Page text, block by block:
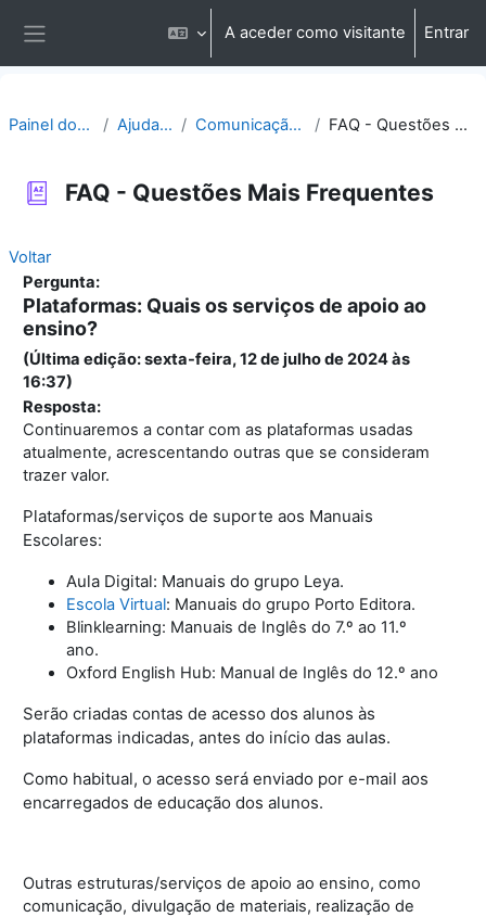
A aceder como visitante Entrar
Painel do utilizador Ajuda | Apoio Comunicação | Questões FAQ - Questões Mais Frequentes
FAQ - Questões Mais Frequentes
Voltar
Pergunta:
Plataformas: Quais os serviços de apoio ao
ensino?
(Última edição: sexta-feira, 12 de julho de 2024 às
16:37)
Resposta:
Continuaremos a contar com as plataformas usadas
atualmente, acrescentando outras que se consideram
trazer valor.
Plataformas/serviços de suporte aos Manuais
Escolares:
Aula Digital: Manuais do grupo Leya.
Escola Virtual: Manuais do grupo Porto Editora.
Blinklearning: Manuais de Inglês do 7.º ao 11.º
ano.
Oxford English Hub: Manual de Inglês do 12.º ano
Serão criadas contas de acesso dos alunos às
plataformas indicadas, antes do início das aulas.
Como habitual, o acesso será enviado por e-mail aos
encarregados de educação dos alunos.
Outras estruturas/serviços de apoio ao ensino, como
comunicação, divulgação de materiais, realização de